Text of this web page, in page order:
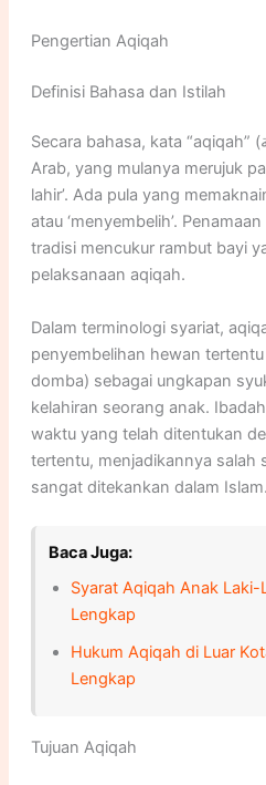
Pengertian Aqiqah
Definisi Bahasa dan Istilah
Secara bahasa, kata “aqiqah” (عقيقة) berakar dari bahasa
Arab, yang mulanya merujuk
lahir’. Ada pula yang
atau ‘menyembelih’.
tradisi mencukur rambut bayi
pelaksanaan aqiqah.
Dalam terminologi syariat,
penyembelihan hewan
domba) sebagai ungkapan
kelahiran seorang anak.
waktu yang telah ditentukan
tertentu, menjadikannya salah
sangat ditekankan dalam Islam.
Baca Juga:
Syarat Aqiqah Anak
Lengkap
Hukum Aqiqah di Luar
Lengkap
Tujuan Aqiqah